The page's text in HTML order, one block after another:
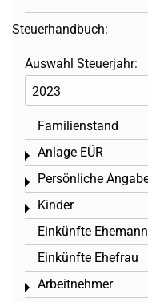
Steuerhandbuch:
Auswahl Steuerjahr:
Familienstand
Anlage EÜR
Toggle menu
Persönliche
Toggle menu
Kinder
Toggle menu
Einkünfte Ehemann
Einkünfte Ehefrau
Arbeitnehmer
Toggle menu